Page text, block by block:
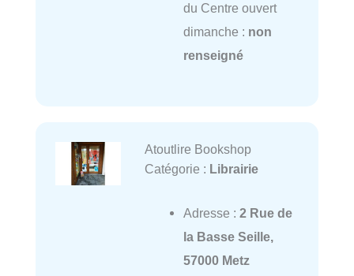
du Centre ouvert
dimanche : non
renseigné
Atoutlire Bookshop
Catégorie : Librairie
Adresse : 2 Rue de
la Basse Seille,
57000 Metz